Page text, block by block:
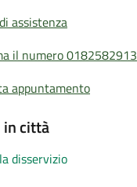
assistenza
il numero 0182582913
appuntamento
città
disservizio